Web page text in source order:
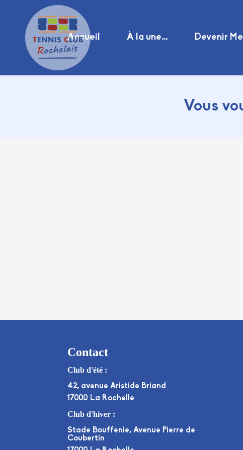
Accueil À la une… Devenir
Vous
Contact
Club d'été :
42, avenue Aristide Briand
17000 La Rochelle
Club d'hiver :
Stade Bouffenie, Avenue Pierre de
Coubertin